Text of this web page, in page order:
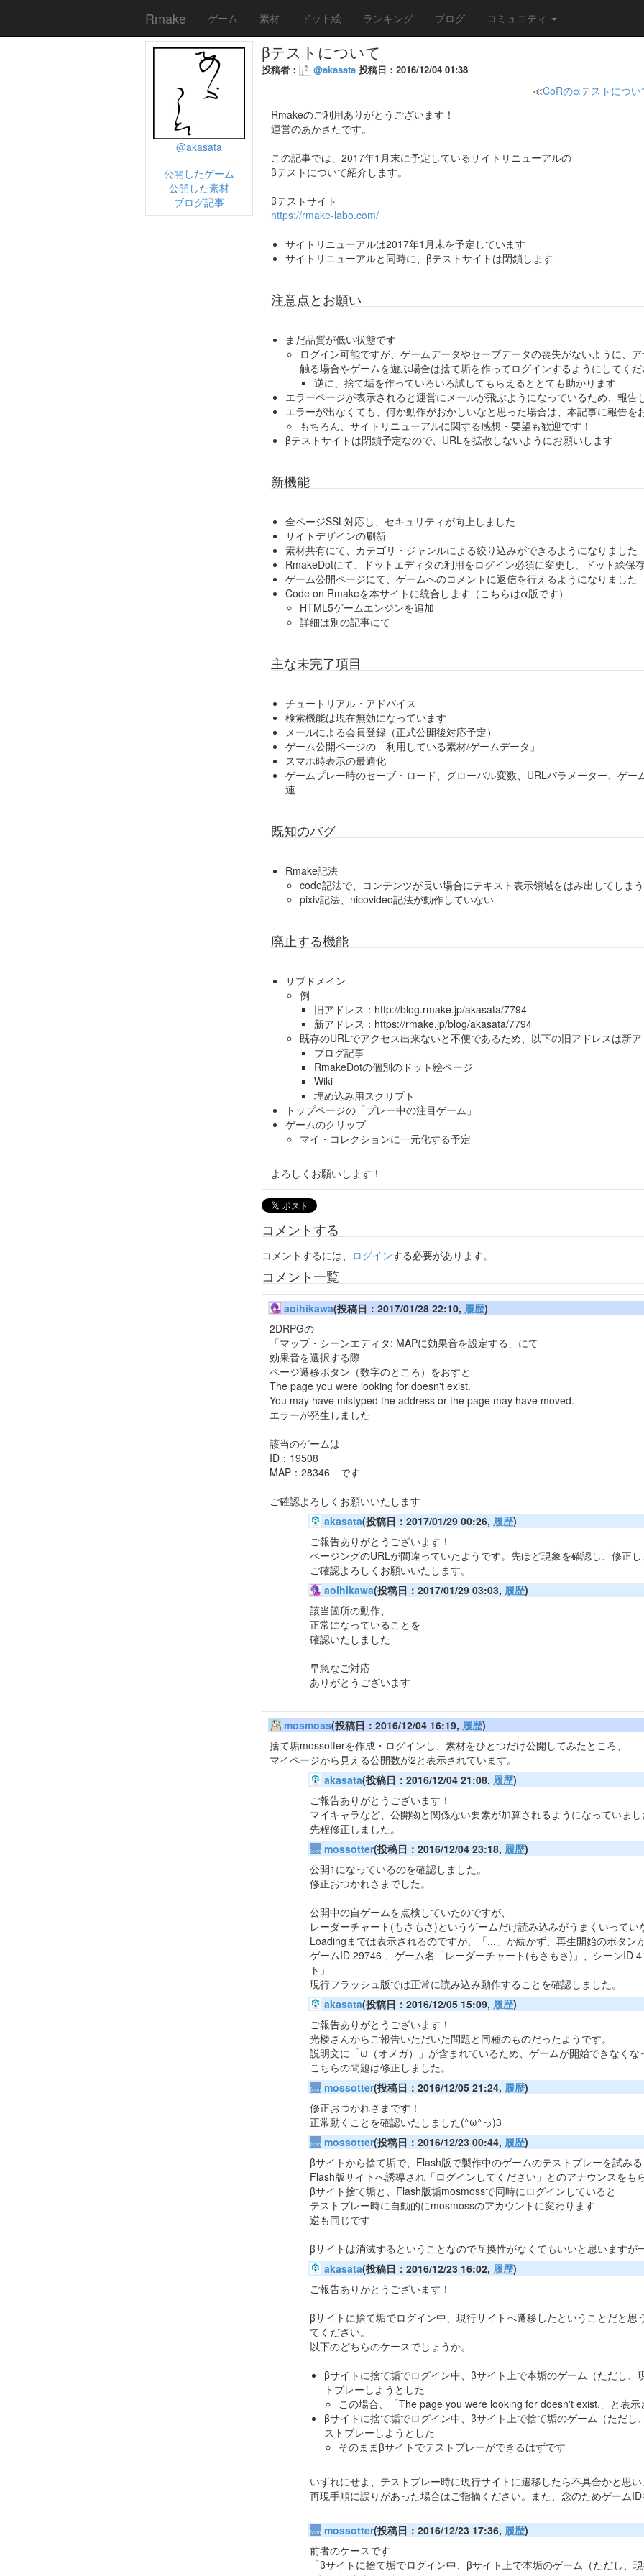
Rmake ゲーム 素材 ドット絵 ランキング ブログ コミュニティ
@akasata
公開したゲーム
公開した素材
ブログ記事
βテストについて
投稿者： @akasata投稿日：2016/12/04 01:38
≪CoRのαテストについ
Rmakeのご利用ありがとうございます！
運営のあかさたです。
この記事では、2017年1月末に予定しているサイトリニューアルの
βテストについて紹介します。
βテストサイト
https://rmake-labo.com/
サイトリニューアルは2017年1月末を予定しています
サイトリニューアルと同時に、βテストサイトは閉鎖します
注意点とお願い
まだ品質が低い状態です
ログイン可能ですが、ゲームデータやセーブデータの喪失がないように、
触る場合やゲームを遊ぶ場合は捨て垢を作ってログインするようにしてく
逆に、捨て垢を作っていろいろ試してもらえるととても助かります
エラーページが表示されると運営にメールが飛ぶようになっているため、報告
エラーが出なくても、何か動作がおかしいなと思った場合は、本記事に報告を
もちろん、サイトリニューアルに関する感想・要望も歓迎です！
βテストサイトは閉鎖予定なので、URLを拡散しないようにお願いします
新機能
全ページSSL対応し、セキュリティが向上しました
サイトデザインの刷新
素材共有にて、カテゴリ・ジャンルによる絞り込みができるようになりました
RmakeDotにて、ドットエディタの利用をログイン必須に変更し、ドット絵保
ゲーム公開ページにて、ゲームへのコメントに返信を行えるようになりました
Code on Rmakeを本サイトに統合します（こちらはα版です）
HTML5ゲームエンジンを追加
詳細は別の記事にて
主な未完了項目
チュートリアル・アドバイス
検索機能は現在無効になっています
メールによる会員登録（正式公開後対応予定）
ゲーム公開ページの「利用している素材/ゲームデータ」
スマホ時表示の最適化
ゲームプレー時のセーブ・ロード、グローバル変数、URLパラメーター、ゲー
連
既知のバグ
Rmake記法
code記法で、コンテンツが長い場合にテキスト表示領域をはみ出してしまう
pixiv記法、nicovideo記法が動作していない
廃止する機能
サブドメイン
例
旧アドレス：http://blog.rmake.jp/akasata/7794
新アドレス：https://rmake.jp/blog/akasata/7794
既存のURLでアクセス出来ないと不便であるため、以下の旧アドレスは新
ブログ記事
RmakeDotの個別のドット絵ページ
Wiki
埋め込み用スクリプト
トップページの「プレー中の注目ゲーム」
ゲームのクリップ
マイ・コレクションに一元化する予定
よろしくお願いします！
コメントする
コメントするには、 ログインする必要があります。
コメント一覧
aoihikawa(投稿日：2017/01/28 22:10, 履歴)
2DRPGの
「マップ・シーンエディタ: MAPに効果音を設定する」にて
効果音を選択する際
ページ遷移ボタン（数字のところ）をおすと
The page you were looking for doesn't exist.
You may have mistyped the address or the page may have moved.
エラーが発生しました
該当のゲームは
ID：19508
MAP：28346 です
ご確認よろしくお願いいたします
akasata(投稿日：2017/01/29 00:26, 履歴)
ご報告ありがとうございます！
ページングのURLが間違っていたようです。先ほど現象を確認し、修正
ご確認よろしくお願いいたします。
aoihikawa(投稿日：2017/01/29 03:03, 履歴)
該当箇所の動作、
正常になっていることを
確認いたしました
早急なご対応
ありがとうございます
mosmoss(投稿日：2016/12/04 16:19, 履歴)
捨て垢mossotterを作成・ログインし、素材をひとつだけ公開してみたところ、
マイページから見える公開数が2と表示されています。
akasata(投稿日：2016/12/04 21:08, 履歴)
ご報告ありがとうございます！
マイキャラなど、公開物と関係ない要素が加算されるようになっていま
先程修正しました。
mossotter(投稿日：2016/12/04 23:18, 履歴)
公開1になっているのを確認しました。
修正おつかれさまでした。
公開中の自ゲームを点検していたのですが、
レーダーチャート(もさもさ)というゲームだけ読み込みがうまくいって
Loadingまでは表示されるのですが、「...」が続かず、再生開始のボタン
ゲームID 29746 、ゲーム名「レーダーチャート(もさもさ)」、シーンID
ト」
現行フラッシュ版では正常に読み込み動作することを確認しました。
akasata(投稿日：2016/12/05 15:09, 履歴)
ご報告ありがとうございます！
光楼さんからご報告いただいた問題と同種のものだったようです。
説明文に「ω（オメガ）」が含まれているため、ゲームが開始できなくな
こちらの問題は修正しました。
mossotter(投稿日：2016/12/05 21:24, 履歴)
修正おつかれさまです！
正常動くことを確認いたしました(^ω^っ)3
mossotter(投稿日：2016/12/23 00:44, 履歴)
βサイトから捨て垢で、Flash版で製作中のゲームのテストプレーを試み
Flash版サイトへ誘導され「ログインしてください」とのアナウンスをも
βサイト捨て垢と、Flash版垢mosmossで同時にログインしていると
テストプレー時に自動的にmosmossのアカウントに変わります
逆も同じです
βサイトは消滅するということなので互換性がなくてもいいと思います
akasata(投稿日：2016/12/23 16:02, 履歴)
ご報告ありがとうございます！
βサイトに捨て垢でログイン中、現行サイトへ遷移したということだと思
てください。
以下のどちらのケースでしょうか。
βサイトに捨て垢でログイン中、βサイト上で本垢のゲーム（ただし、
トプレーしようとした
この場合、「The page you were looking for doesn't exist.」と表示
βサイトに捨て垢でログイン中、βサイト上で捨て垢のゲーム（ただし
ストプレーしようとした
そのままβサイトでテストプレーができるはずです
いずれにせよ、テストプレー時に現行サイトに遷移したら不具合かと思
再現手順に誤りがあった場合はご指摘ください。また、念のためゲーム
mossotter(投稿日：2016/12/23 17:36, 履歴)
前者のケースです
「βサイトに捨て垢でログイン中、βサイト上で本垢のゲーム（ただし、